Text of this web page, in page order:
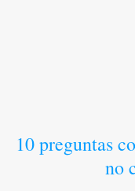
10 preguntas
no